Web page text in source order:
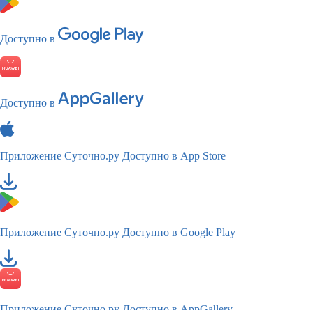
Доступно в
Доступно в
Приложение Суточно.ру Доступно в App Store
Приложение Суточно.ру Доступно в Google Play